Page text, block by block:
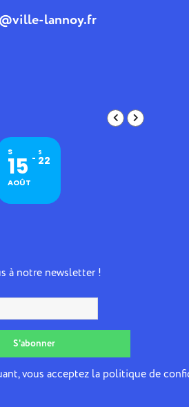
lannoy.fr
S
15
AOÛT
S
22
à notre newsletter !
vous acceptez la politique de